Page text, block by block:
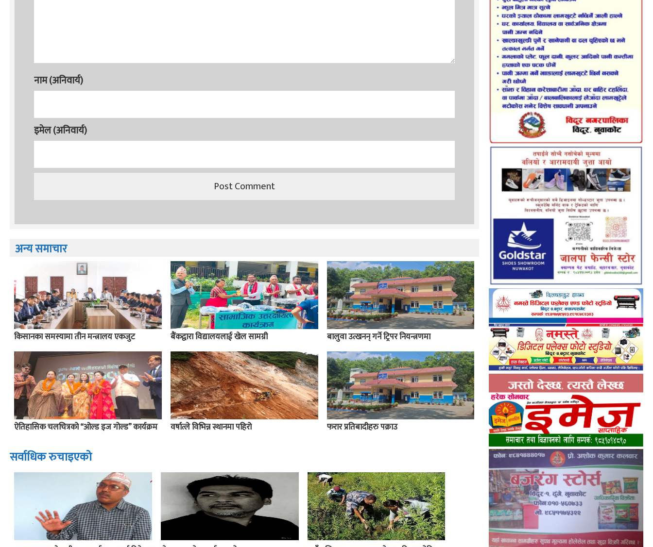
नाम (अनिवार्य)
इमेल (अनिवार्य)
अन्य समाचार
किसानका समस्यामा तीन मन्त्रालय एकजुट बैंकद्वारा विद्यालयलाई खेल सामग्री बालुवा उत्खनन् गर्ने ट्रिपर नियन्त्रणमा
ऐतिहासिक चलचित्रको “ओल्ड इज गोल्ड” कार्यक्रम वर्षात्ले विभिन्न स्थानमा पहिरो फरार प्रतिबादीहरु पक्राउ
सर्वाधिक रुचाइएको